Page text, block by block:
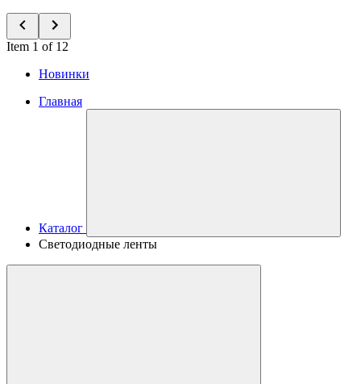
Item 1 of 12
Новинки
Главная
Каталог
Светодиодные ленты